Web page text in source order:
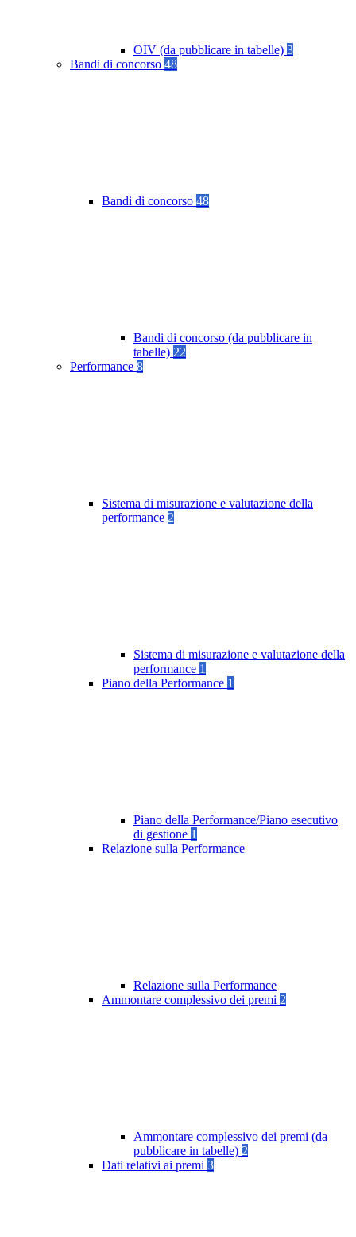
OIV (da pubblicare in tabelle) 3
Bandi di concorso 48
Bandi di concorso 48
Bandi di concorso (da pubblicare in
tabelle) 22
Performance 8
Sistema di misurazione e valutazione della
performance 2
Sistema di misurazione e valutazione della
performance 1
Piano della Performance 1
Piano della Performance/Piano esecutivo
di gestione 1
Relazione sulla Performance
Relazione sulla Performance
Ammontare complessivo dei premi 2
Ammontare complessivo dei premi (da
pubblicare in tabelle) 2
Dati relativi ai premi 3